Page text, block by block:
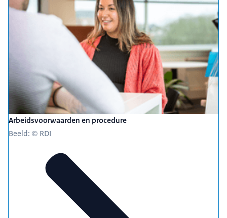
Arbeidsvoorwaarden en procedure
Beeld: © RDI